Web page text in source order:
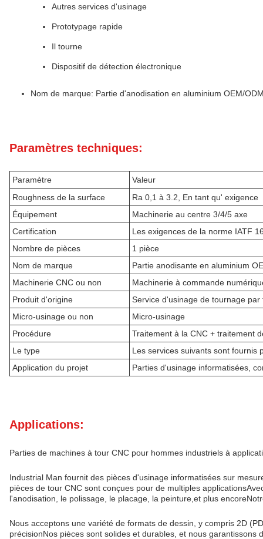
Autres services d'usinage
Prototypage rapide
Il tourne
Dispositif de détection électronique
Nom de marque: Partie d'anodisation en aluminium OEM/
Paramètres techniques:
Paramètre
Valeur
Roughness de la surface
Ra 0,1 à 3.2, En tant qu' exigence
Équipement
Machinerie au centre 3/4/5 axe
Certification
Les exigences de la norme IATF
Nombre de pièces
1 pièce
Nom de marque
Partie anodisante en aluminium
Machinerie CNC ou non
Machinerie à commande
Produit d'origine
Service d'usinage de tournage
Micro-usinage ou non
Micro-usinage
Procédure
Traitement à la CNC + traitement
Le type
Les services suivants sont fournis
Application du projet
Parties d'usinage informatisées,
Applications:
Parties de machines à tour CNC pour hommes industriels à
Industrial Man fournit des pièces d'usinage informatisées sur
pièces de tour CNC sont conçues pour de multiples
l'anodisation, le polissage, le placage, la peinture,et plus
Nous acceptons une variété de formats de dessin, y compris 2D
précisionNos pièces sont solides et durables, et nous